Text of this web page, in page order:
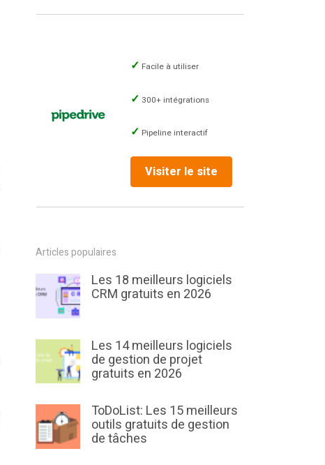
Facile à utiliser
300+ intégrations
Pipeline interactif
Visiter le site
Articles populaires
Les 18 meilleurs logiciels
CRM gratuits en 2026
Les 14 meilleurs logiciels
de gestion de projet
gratuits en 2026
ToDoList: Les 15 meilleurs
outils gratuits de gestion
de tâches